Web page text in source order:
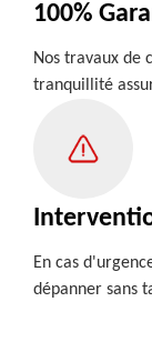
100%
Nos travaux de
tranquillité
En cas
dépanner sans